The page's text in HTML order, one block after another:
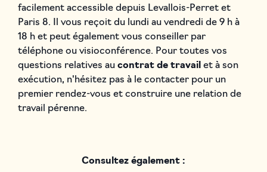
facilement accessible depuis Levallois-Perret et
Paris 8. Il vous reçoit du lundi au vendredi de 9 h à
18 h et peut également vous conseiller par
téléphone ou visioconférence. Pour toutes vos
questions relatives au contrat de travail et à son
exécution, n'hésitez pas à le contacter pour un
premier rendez-vous et construire une relation de
travail pérenne.
Consultez également :